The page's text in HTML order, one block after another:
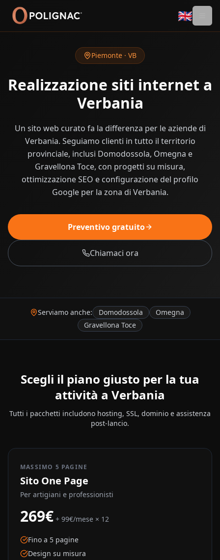
🇬🇧
Piemonte · VB
Realizzazione siti internet a
Verbania
Un sito web curato fa la differenza per le aziende di
Verbania. Seguiamo clienti in tutto il territorio
provinciale, inclusi Domodossola, Omegna e
Gravellona Toce, con progetti su misura,
ottimizzazione SEO e configurazione del profilo
Google per la zona di Verbania.
Preventivo gratuito
Chiamaci ora
Serviamo anche: Domodossola
Omegna
Gravellona Toce
Scegli il piano giusto per la tua
attività a Verbania
Tutti i pacchetti includono hosting, SSL, dominio e assistenza
post-lancio.
MASSIMO 5 PAGINE
Sito One Page
Per artigiani e professionisti
269€ + 99€/mese × 12
Fino a 5 pagine
Design su misura